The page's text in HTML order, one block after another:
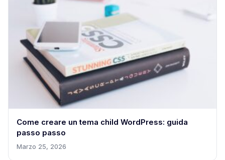
Come creare un tema child WordPress: guida
passo passo
Marzo 25, 2026